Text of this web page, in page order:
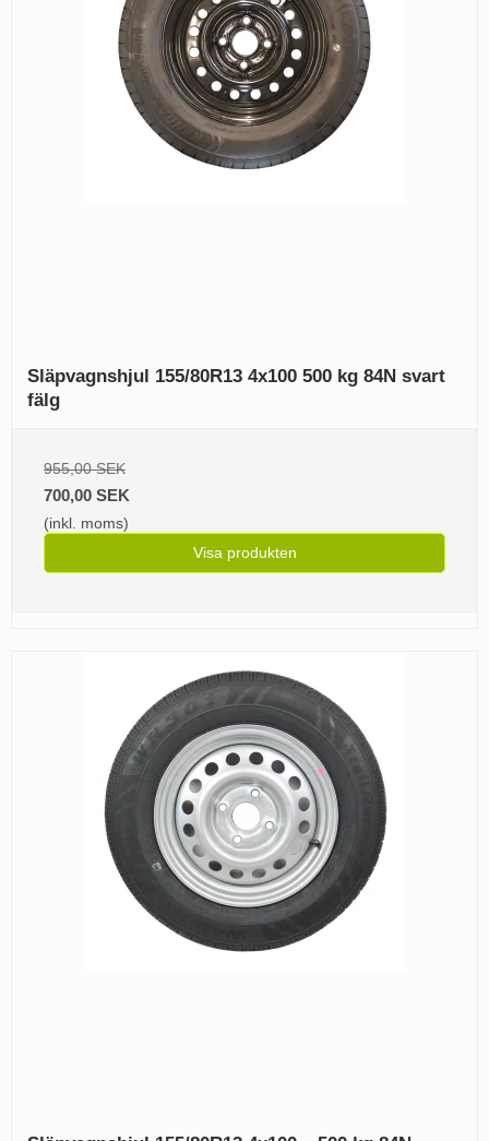
Släpvagnshjul 155/80R13 4x100 500 kg 84N svart
fälg
955,00 SEK
700,00 SEK
(inkl. moms)
Visa produkten